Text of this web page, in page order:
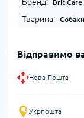
Brit Care
Тварина: Собаки
Відправимо
Нова Пошта
Укрпошта